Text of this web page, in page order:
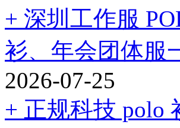
+ 深圳工作服
衫、年会团体
2026-07-25
+ 正规科技 polo